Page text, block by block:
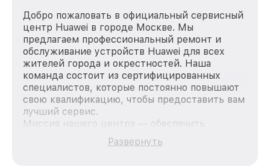
Добро пожаловать в официальный сервисный
центр Huawei в городе Москве. Мы
предлагаем профессиональный ремонт и
обслуживание устройств Huawei для всех
жителей города и окрестностей. Наша
команда состоит из сертифицированных
специалистов, которые постоянно повышают
свою квалификацию, чтобы предоставить вам
лучший сервис.
Миссия нашего центра — обеспечить
качественный и доступный ремонт для
каждого пользователя продукции Huawei, вне
Развернуть